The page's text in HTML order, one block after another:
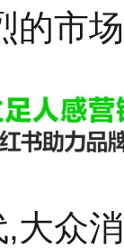
的市
大众